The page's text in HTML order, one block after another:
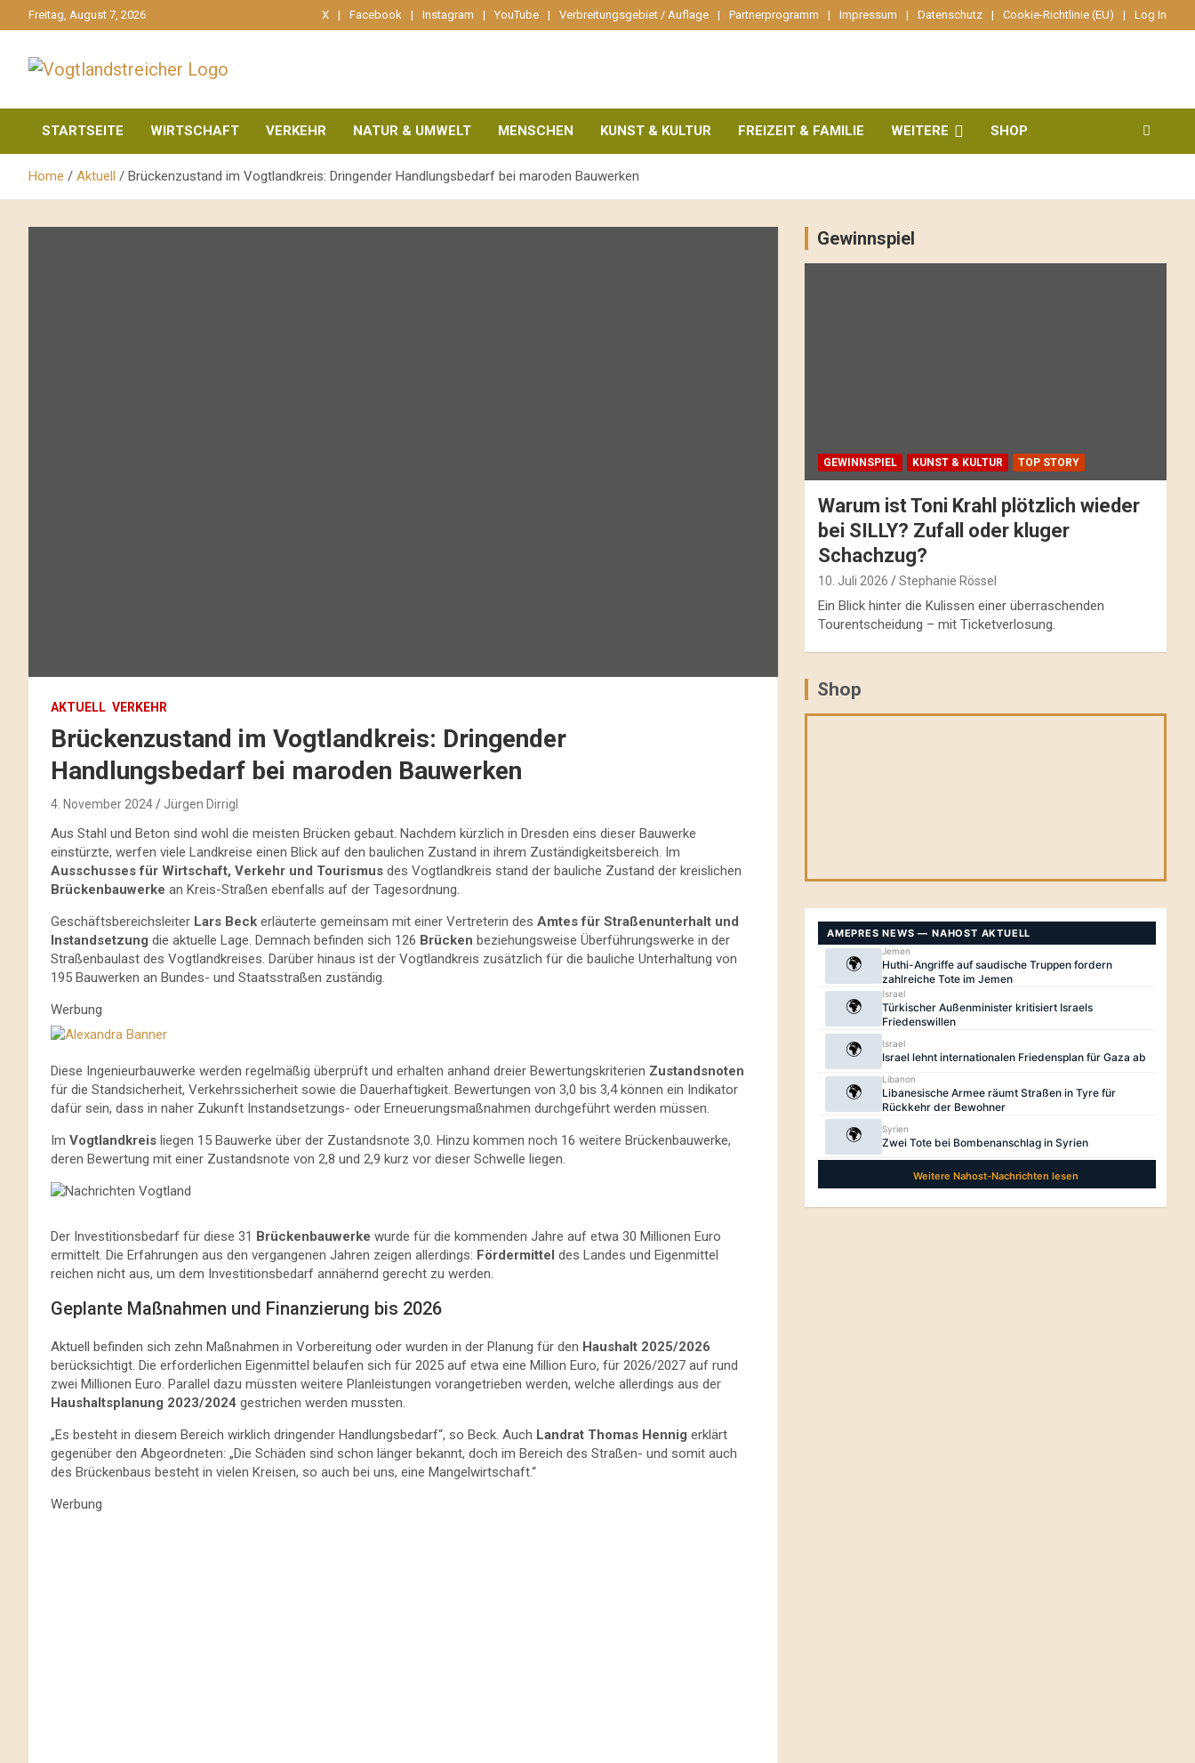
zum
Freitag, August 7, 2026 X Facebook Instagram YouTube Verbreitungsgebiet / Auflage Partnerprogramm Impressum Datenschutz Cookie-Richtlinie (EU) Log In
Vogtlandstreicher
STARTSEITE WIRTSCHAFT VERKEHR NATUR & UMWELT MENSCHEN KUNST & KULTUR FREIZEIT & FAMILIE WEITERE SHOP
Home Aktuell Brückenzustand im Vogtlandkreis: Dringender Handlungsbedarf bei maroden Bauwerken
AKTUELL VERKEHR
Brückenzustand im Vogtlandkreis: Dringender
Handlungsbedarf bei maroden Bauwerken
4. November 2024 Jürgen Dirrigl
Aus Stahl und Beton sind wohl die meisten Brücken gebaut. Nachdem kürzlich in Dresden eins dieser Bauwerke
einstürzte, werfen viele Landkreise einen Blick auf den baulichen Zustand in ihrem Zuständigkeitsbereich. Im
Ausschusses für Wirtschaft, Verkehr und Tourismus des Vogtlandkreis stand der bauliche Zustand der kreislichen
Brückenbauwerke an Kreis-Straßen ebenfalls auf der Tagesordnung.
Geschäftsbereichsleiter Lars Beck erläuterte gemeinsam mit einer Vertreterin des Amtes für Straßenunterhalt und
Instandsetzung die aktuelle Lage. Demnach befinden sich 126 Brücken beziehungsweise Überführungswerke in der
Straßenbaulast des Vogtlandkreises. Darüber hinaus ist der Vogtlandkreis zusätzlich für die bauliche Unterhaltung von
195 Bauwerken an Bundes- und Staatsstraßen zuständig.
Werbung
Diese Ingenieurbauwerke werden regelmäßig überprüft und erhalten anhand dreier Bewertungskriterien Zustandsnoten
für die Standsicherheit, Verkehrssicherheit sowie die Dauerhaftigkeit. Bewertungen von 3,0 bis 3,4 können ein Indikator
dafür sein, dass in naher Zukunft Instandsetzungs- oder Erneuerungsmaßnahmen durchgeführt werden müssen.
Im Vogtlandkreis liegen 15 Bauwerke über der Zustandsnote 3,0. Hinzu kommen noch 16 weitere Brückenbauwerke,
deren Bewertung mit einer Zustandsnote von 2,8 und 2,9 kurz vor dieser Schwelle liegen.
Der Investitionsbedarf für diese 31 Brückenbauwerke wurde für die kommenden Jahre auf etwa 30 Millionen Euro
ermittelt. Die Erfahrungen aus den vergangenen Jahren zeigen allerdings: Fördermittel des Landes und Eigenmittel
reichen nicht aus, um dem Investitionsbedarf annähernd gerecht zu werden.
Geplante Maßnahmen und Finanzierung bis 2026
Aktuell befinden sich zehn Maßnahmen in Vorbereitung oder wurden in der Planung für den Haushalt 2025/2026
berücksichtigt. Die erforderlichen Eigenmittel belaufen sich für 2025 auf etwa eine Million Euro, für 2026/2027 auf rund
zwei Millionen Euro. Parallel dazu müssten weitere Planleistungen vorangetrieben werden, welche allerdings aus der
Haushaltsplanung 2023/2024 gestrichen werden mussten.
„Es besteht in diesem Bereich wirklich dringender Handlungsbedarf“, so Beck. Auch Landrat Thomas Hennig erklärt
gegenüber den Abgeordneten: „Die Schäden sind schon länger bekannt, doch im Bereich des Straßen- und somit auch
des Brückenbaus besteht in vielen Kreisen, so auch bei uns, eine Mangelwirtschaft.“
Werbung
Gewinnspiel
GEWINNSPIEL KUNST & KULTUR TOP STORY
Warum ist Toni Krahl plötzlich wieder
bei SILLY? Zufall oder kluger
Schachzug?
10. Juli 2026 Stephanie Rössel
Ein Blick hinter die Kulissen einer überraschenden
Tourentscheidung – mit Ticketverlosung.
Shop